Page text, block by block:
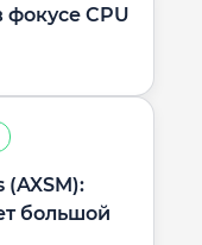
фокусе CPU
(AXSM):
большой